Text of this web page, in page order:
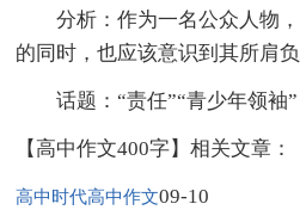
分析：作为一名公众人物，
的同时，也应该意识到其所肩
话题：“责任”“青少年领袖”
【高中作文400字】相关文章：
高中时代高中作文09-10